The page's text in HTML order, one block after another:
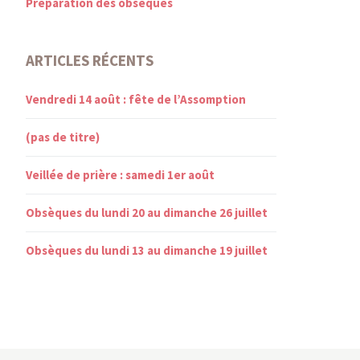
ARTICLES RÉCENTS
Vendredi 14 août : fête de l’Assomption
(pas de titre)
Veillée de prière : samedi 1er août
Obsèques du lundi 20 au dimanche 26 juillet
Obsèques du lundi 13 au dimanche 19 juillet